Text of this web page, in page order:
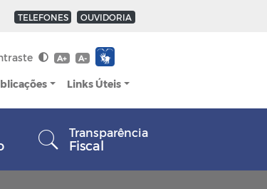
TELEFONES OUVIDORIA
A+ A-
Links Úteis
Transparência
Fiscal